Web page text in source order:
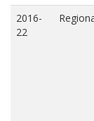
2016-
22